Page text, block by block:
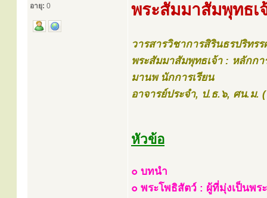
อายุ: 0 พระสัมมาสัมพุทธเ
วารสารวิชาการสิรินธรปริทร
พระสัมมาสัมพุทธเจ้า : หลักกา
มานพ นักการเรียน
อาจารย์ประจำ, ป.ธ.๖, ศน.ม
หัวข้อ
๐ บทนำ
๐ พระโพธิสัตว์ : ผู้ที่มุ่งเป็นพร